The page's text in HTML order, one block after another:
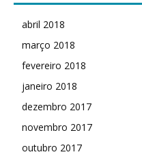
abril 2018
março 2018
fevereiro 2018
janeiro 2018
dezembro 2017
novembro 2017
outubro 2017